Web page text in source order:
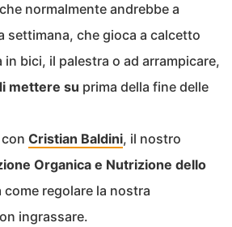
normalmente andrebbe a
settimana, che gioca a calcetto
in bici, il palestra o ad arrampicare,
mettere su prima della fine delle
Cristian Baldini, il nostro
Organica e Nutrizione dello
come regolare la nostra
ingrassare.